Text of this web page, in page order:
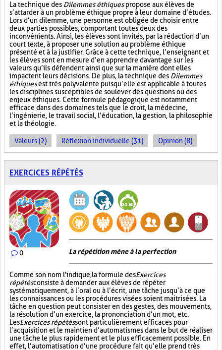
La technique des Dilemmes éthiquespropose aux élèves de
s’attarder à un problème éthique propre à leur domaine d’études.
Lors d’un dilemme, une personne est obligée de choisir entre
deux parties possibles, comportant toutes deux des
inconvénients. Ainsi, les élèves sont invités, par la rédaction d’un
court texte, à proposer une solution au problème éthique
présenté et à la justifier. Grâce à cette technique, l’enseignant et
les élèves sont en mesure d’en apprendre davantage sur les
valeurs qu’ils défendent ainsi que sur la manière dont elles
impactent leurs décisions. De plus, la technique des Dilemmes
éthiquesest très polyvalente puisqu’elle est applicable à toutes
les disciplines susceptibles de soulever des questions ou des
enjeux éthiques. Cette formule pédagogique est notamment
efficace dans des domaines tels que le droit, la médecine,
l’ingénierie, le travail social, l’éducation, la gestion, la philosophie
et la théologie.
Valeurs (2) Réflexion individuelle (31) Opinion (8)
EXERCICES RÉPÉTÉS
0 La répétition mène à la perfection
Comme son nom l'indique, la formule desExercices
répétésconsiste à demander aux élèves de répéter
systématiquement, à l’oral ou à l’écrit, une tâche jusqu’à ce que
les connaissances ou les procédures visées soient maitrisées. La
tâche en question peut consister en des gestes, des mouvements,
la résolution d’un exercice, la prononciation d’un mot, etc.
LesExercices répétéssont particulièrement efficaces pour
l’acquisition et le maintien d’automatismes dans le but de réaliser
une tâche le plus rapidement et le plus efficacement possible. En
effet, l’automatisation d’une procédure fait qu’elle prend très